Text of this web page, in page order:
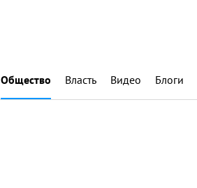
Общество Власть Видео Блоги